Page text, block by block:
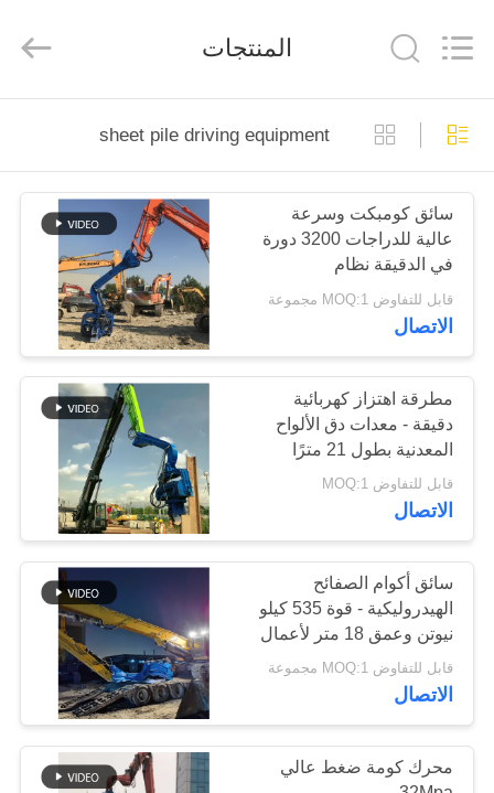
مسكن
منتجات
عرض
الواقع
الافتراضي
معلومات
جولة
في
المعمل
مراقبة
الجودة
اتصل
Machinery
Co.,
المنتجات
sheet pile driving equipment
سائق كومبكت وسرعة
عالية للدراجات 3200 دورة
في الدقيقة نظام
هيدروليكي للدراجة الفعالة
للدراجات
قابل للتفاوض MOQ:1 مجموعة
الاتصال
مطرقة اهتزاز كهربائية
دقيقة - معدات دق الألواح
المعدنية بطول 21 مترًا
قابل للتفاوض MOQ:1
الاتصال
سائق أكوام الصفائح
الهيدروليكية - قوة 535 كيلو
نيوتن وعمق 18 متر لأعمال
الحفر متعددة الأكوام
قابل للتفاوض MOQ:1 مجموعة
الاتصال
محرك كومة ضغط عالي